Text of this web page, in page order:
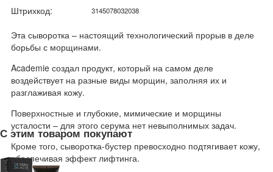
Штрихкод:
3145078032038
Эта сыворотка – настоящий технологический прорыв в деле
борьбы с морщинами.
Academie создал продукт, который на самом деле
воздействует на разные виды морщин, заполняя их и
разглаживая кожу.
Поверхностные и глубокие, мимические и морщины
усталости – для этого серума нет невыполнимых задач.
Кроме того, сыворотка-бустер превосходно подтягивает кожу,
обеспечивая эффект лифтинга.
С этим товаром покупают